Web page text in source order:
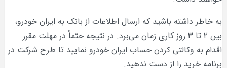
به خاطر داشته باشید که ارسال اطلاعات از بانک به ایران خودرو،
بین ۲ تا ۳ روز کاری زمان می‌برد. در نتیجه حتماً در مهلت مقرر
اقدام به وکالتی کردن حساب ایران خودرو نمایید تا طرح شرکت در
برنامه خرید را از دست ندهید.